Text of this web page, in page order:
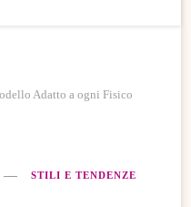
Adatto a ogni Fisico
STILI E TENDENZE